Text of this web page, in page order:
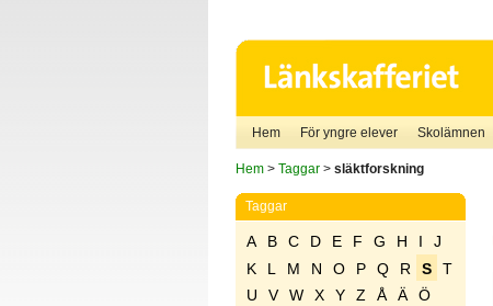
Hem För yngre elever Skolämnen
Hem> Taggar> släktforskning
Taggar
A B C D E F G H I
J
K
L M N O P Q R S
T
U
V W X Y Z Å Ä
Ö